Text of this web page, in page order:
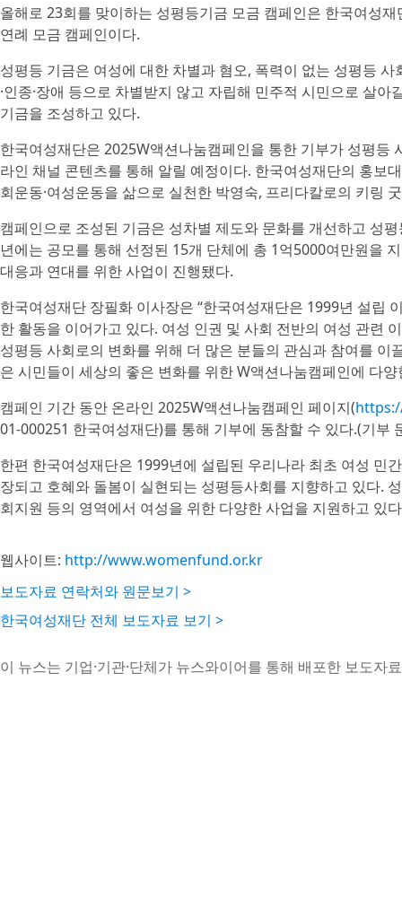
올해로 23회를 맞이하는 성평등기금 모금 캠페인은 한국여성
연례 모금 캠페인이다.
성평등 기금은 여성에 대한 차별과 혐오, 폭력이 없는 성평등
·인종·장애 등으로 차별받지 않고 자립해 민주적 시민으로 살
기금을 조성하고 있다.
한국여성재단은 2025W액션나눔캠페인을 통한 기부가 성평
라인 채널 콘텐츠를 통해 알릴 예정이다. 한국여성재단의 홍보
회운동·여성운동을 삶으로 실천한 박영숙, 프리다칼로의 키링
캠페인으로 조성된 기금은 성차별 제도와 문화를 개선하고 성
년에는 공모를 통해 선정된 15개 단체에 총 1억5000여만원을
대응과 연대를 위한 사업이 진행됐다.
한국여성재단 장필화 이사장은 “한국여성재단은 1999년 설립
한 활동을 이어가고 있다. 여성 인권 및 사회 전반의 여성 관련
성평등 사회로의 변화를 위해 더 많은 분들의 관심과 참여를
은 시민들이 세상의 좋은 변화를 위한 W액션나눔캠페인에 다
캠페인 기간 동안 온라인 2025W액션나눔캠페인 페이지(
01-000251 한국여성재단)를 통해 기부에 동참할 수 있다.(기부
한편 한국여성재단은 1999년에 설립된 우리나라 최초 여성 민
장되고 호혜와 돌봄이 실현되는 성평등사회를 지향하고 있다.
회지원 등의 영역에서 여성을 위한 다양한 사업을 지원하고 있
웹사이트: http://www.womenfund.or.kr
보도자료 연락처와 원문보기 >
한국여성재단 전체 보도자료 보기 >
이 뉴스는 기업·기관·단체가 뉴스와이어를 통해 배포한 보도자